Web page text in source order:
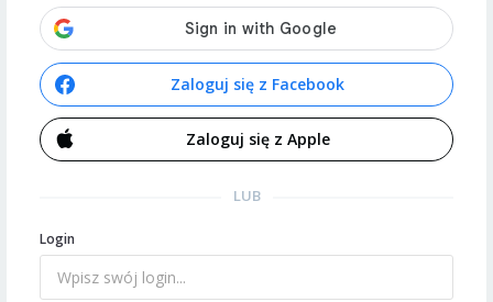
Zaloguj się z Facebook
Zaloguj się z Apple
LUB
Login